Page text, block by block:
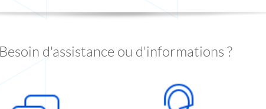
Besoin d'assistance ou d'informations ?